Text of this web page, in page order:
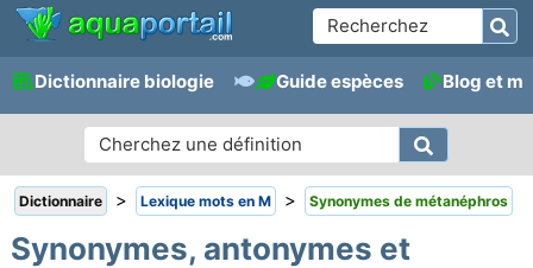
Dictionnaire biologie Guide espèces Blog et
Dictionnaire > Lexique mots en M > Synonymes de métanéphros
Synonymes, antonymes et